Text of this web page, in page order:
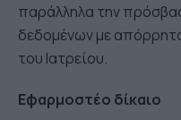
παράλληλα την
δεδομένων με
του Ιατρείου.
Εφαρμοστέο δίκαιο